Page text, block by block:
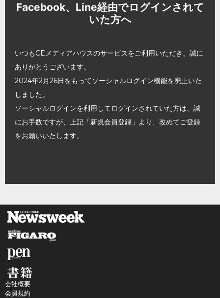
Facebook、Line経由でログインされて
いた方へ
いつもCEメディアハウスのサービスをご利用いただき、誠に
ありがとうございます。
2024年2月26日をもってソーシャルログイン機能を廃止いた
しました。
ソーシャルログインを利用してログインされていた方は、誠
にお手数ですが、上記「新規会員登録」より、改めてご登録
をお願いいたします。
会社概要
会員規約